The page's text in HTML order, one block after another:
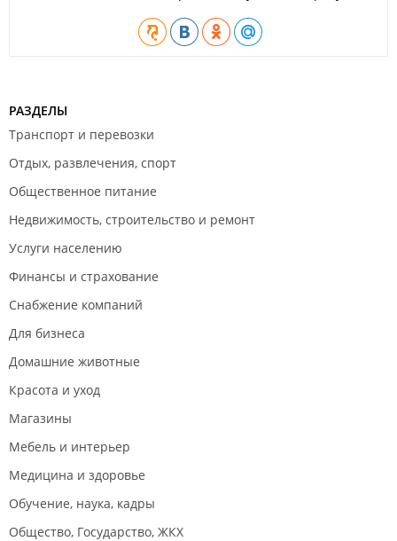
РАЗДЕЛЫ
Транспорт и перевозки
Отдых, развлечения, спорт
Общественное питание
Недвижимость, строительство и ремонт
Услуги населению
Финансы и страхование
Снабжение компаний
Для бизнеса
Домашние животные
Красота и уход
Магазины
Мебель и интерьер
Медицина и здоровье
Обучение, наука, кадры
Общество, Государство, ЖКХ